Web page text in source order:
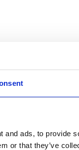
and ads, to provide
or that they’ve